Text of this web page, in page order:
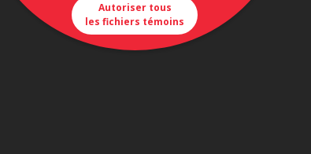
Autoriser tous
les fichiers témoins